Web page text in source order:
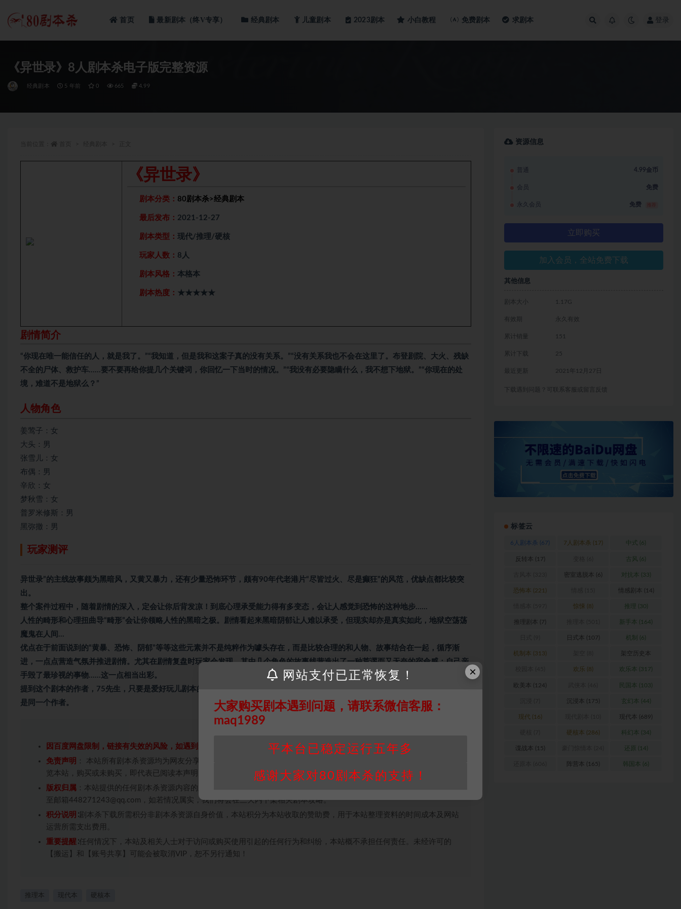
首页 最新剧本（终V专享） 经典剧本 儿童剧本 2023剧本 小白教程 免费剧本 求剧本 登录
《异世录》8人剧本杀电子版完整资源
经典剧本 5 年前 0 665 4.99
《异世录》
剧本分类： 80剧本杀>经典剧本
最后发布： 2021-12-27
剧本类型： 现代/推理/硬核
玩家人数： 8人
剧本风格： 本格本
剧本热度： ★★★★★
剧情简介
“你现在唯一能信任的人，就是我了。”“我知道，但是我和这案子真的没有关系。”“没有关系我也不会在这里了。布登剧院、大火、残缺
不全的尸体、救护车……要不要再给你提几个关键词，你回忆一下当时的情况。”“我没有必要隐瞒什么，我不想下地狱。”“你现在的处
境，难道不是地狱么？”
人物角色
姜莺子：女
大头：男
张雪儿：女
布偶：男
辛欣：女
梦秋雪：女
普罗米修斯：男
黑弥撤：男
玩家测评
异世录”的主线故事颇为黑暗风，又黄又暴力，还有少量恐怖环节，颇有90年代老港片“尽皆过火、尽是癫狂”的风范，优缺点都比较突
出。
整个案件过程中，随着剧情的深入，定会让你后背发凉！到底心理承受能力得有多变态，会让人感觉到恐怖的这种地步……
人性的畸形和心理扭曲导“畸形”会让你领略人性的黑暗之极。剧情看起来黑暗阴郁让人难以承受，但现实却亦是真实如此，地狱空荡荡
魔鬼在人间…
优点在于前面说到的“黄暴、恐怖、阴郁”等等这些元素并不是纯粹作为噱头存在，而是比较合理的和人物、故事结合在一起，循序渐
进，一点点营造气氛并推进剧情。尤其在剧情复盘时玩家会发现，其中几个角色的故事线营造出了一种荒谬而又无奈的宿命感：自己亲
手毁了最珍视的事物……这一点相当出彩。
提到这个剧本的作者，75先生，只要是爱好玩儿剧本的，应该没有人不知道这本《窗边的女人》。没错，《异世录》跟《窗边的女人》
是同一个作者。
因百度网盘限制，链接有失效的风险，如遇到无效链接请联系客服补发！！！网盘不限速下载神器→点此下载
免责声明 ： 本站所有剧本杀资源均为网友分享投稿+个人整理而来，仅供学习研究使用，请勿用于商业用途!任何人访问、浏
览本站，购买或未购买，即代表已阅读本声明，理解并同意受本条约约束，并遵守所有适用的法律法规。
版权归属 ：本站提供的任何剧本杀资源内容的版权均属于机关版权或权利人。如有侵权，请发邮件通知并提供相关证实资料
至邮箱448271243@qq.com，如若情况属实，我们将会在三天内下架相关剧本攻略。
积分说明 ∶剧本杀下载所需积分非剧本杀资源自身价值，本站积分为本站收取的赞助费，用于本站整理资料的时间成本及网站
运营所需支出费用。
重要提醒 ∶任何情况下，本站及相关人士对于访问或购买使用引起的任何行为和纠纷，本站概不承担任何责任。未经许可的
【搬运】和【账号共享】可能会被取消VIP，恕不另行通知！
推理本 现代本 硬核本
资源信息
普通 4.99金币
会员 免费
永久会员 免费
立即购买
加入会员，全站免费下载
其他信息
剧本大小 1.17G
有效期 永久有效
累计销量 151
累计下载 25
最近更新 2021年12月27日
下载遇到问题？可联系客服或留言反馈
标签云
6人剧本杀 (67) 7人剧本杀 (17) 中式 (6)
反转本 (17) 古风 (6)
密室逃脱本 (6) 对抗本 (33)
恐怖本 (221) 情感剧本 (14)
惊悚 (8) 推理 (30)
推理剧本 (7) 新手本 (164)
日式本 (107) 机制 (6)
机制本 (313) 架空历史本
(102)
欢乐 (8) 欢乐本 (317)
欧美本 (124) 民国本 (103)
沉浸本 (175) 玄幻本 (44)
现代 (16) 现代本 (689)
硬核本 (286) 科幻本 (34)
谍战本 (15) 还原 (14)
阵营本 (165) 韩国本 (6)
×
网站支付已正常恢复！
大家购买剧本遇到问题，请联系微信客服：
maq1989
平本台已稳定运行五年多
感谢大家对80剧本杀的支持！